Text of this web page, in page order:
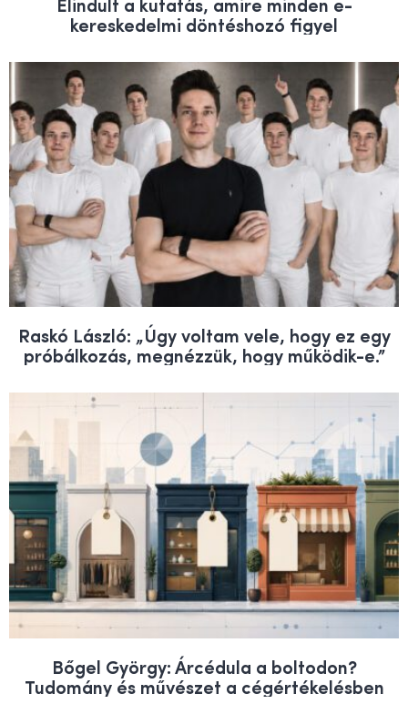
kereskedelmi döntéshozó figyel
Raskó László: „Úgy voltam vele, hogy ez egy
próbálkozás, megnézzük, hogy működik-e.”
Bőgel György: Árcédula a boltodon?
Tudomány és művészet a cégértékelésben